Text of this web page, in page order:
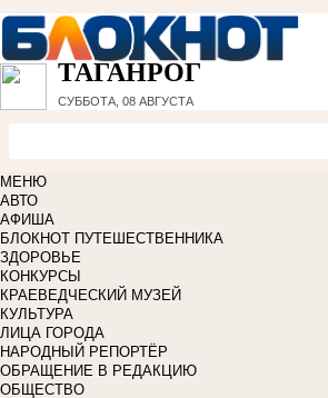
ТАГАНРОГ
СУББОТА, 08 АВГУСТА
МЕНЮ
АВТО
АФИША
БЛОКНОТ ПУТЕШЕСТВЕННИКА
ЗДОРОВЬЕ
КОНКУРСЫ
КРАЕВЕДЧЕСКИЙ МУЗЕЙ
КУЛЬТУРА
ЛИЦА ГОРОДА
НАРОДНЫЙ РЕПОРТЁР
ОБРАЩЕНИЕ В РЕДАКЦИЮ
ОБЩЕСТВО